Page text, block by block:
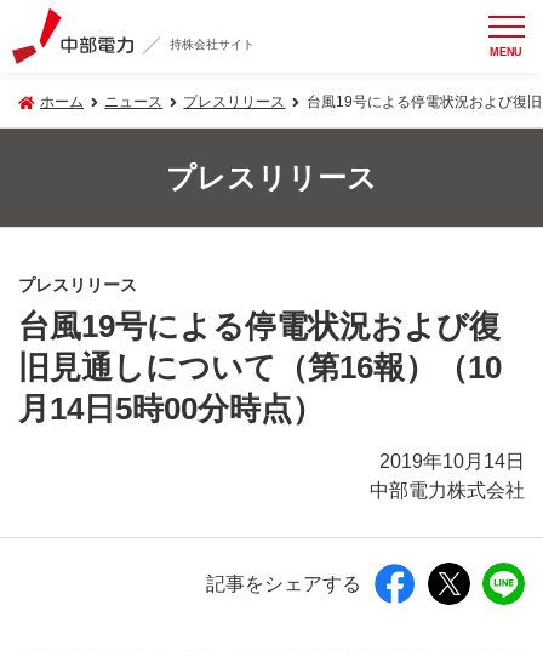
持株会社サイト MENU
ホーム ニュース プレスリリース 台風19号による停電状況および復
プレスリリース
プレスリリース
台風19号による停電状況および復
旧見通しについて（第16報）（10
月14日5時00分時点）
2019年10月14日
中部電力株式会社
記事をシェアする